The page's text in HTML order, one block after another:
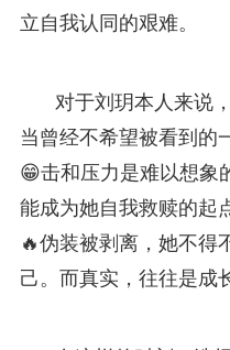
立自我认同的艰难。
对于刘玥本人来说
当曾经不希望被看到的
😁击和压力是难以想象
能成为她自我救赎的起
🔥伪装被剥离，她不得
己。而真实，往往是成